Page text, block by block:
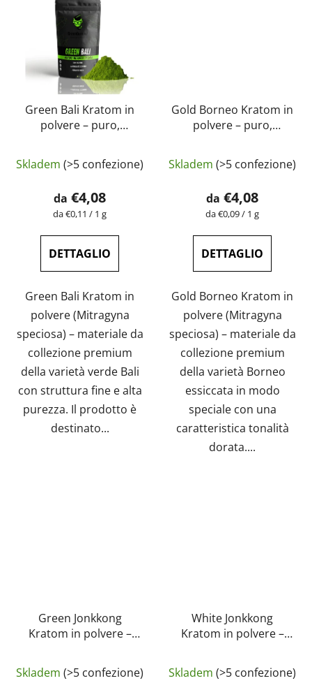
Green Bali Kratom in
polvere – puro,
laboratorio |
GreenGuruvalutazione
media
del
è
5
stelle.
Skladem (>5 confezione)
da €4,08
Prezzo
misura:
da €0,11 / 1 g
DETTAGLIO
Green Bali Kratom in
polvere (Mitragyna
speciosa) – materiale da
collezione premium
della varietà verde Bali
con struttura fine e alta
purezza. Il prodotto è
destinato...
Gold Borneo Kratom in
polvere – puro,
laboratorio |
GreenGuru
Skladem (>5 confezione)
da €4,08
Prezzo
misura:
da €0,09 / 1 g
DETTAGLIO
Gold Borneo Kratom in
polvere (Mitragyna
speciosa) – materiale da
collezione premium
della varietà Borneo
essiccata in modo
speciale con una
caratteristica tonalità
dorata....
Green Jonkkong
Kratom in polvere –
in laboratorio |
GreenGuruvalutazione
Skladem (>5 confezione)
White Jonkkong
Kratom in polvere –
in laboratorio |
GreenGuruvalutazione
Skladem (>5 confezione)